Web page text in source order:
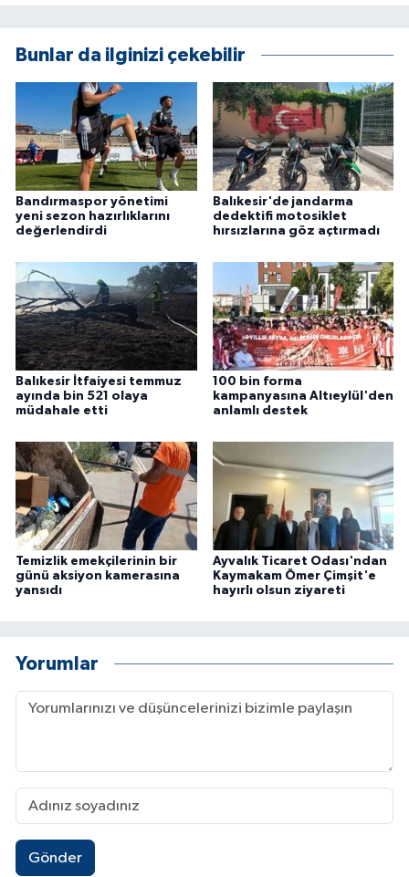
Bunlar da ilginizi çekebilir
Bandırmaspor yönetimi
yeni sezon hazırlıklarını
değerlendirdi
Balıkesir'de jandarma
dedektifi motosiklet
hırsızlarına göz açtırmadı
Balıkesir İtfaiyesi temmuz
ayında bin 521 olaya
müdahale etti
100 bin forma
kampanyasına Altıeylül'den
anlamlı destek
Temizlik emekçilerinin bir
günü aksiyon kamerasına
yansıdı
Ayvalık Ticaret Odası'ndan
Kaymakam Ömer Çimşit'e
hayırlı olsun ziyareti
Yorumlar
Gönder